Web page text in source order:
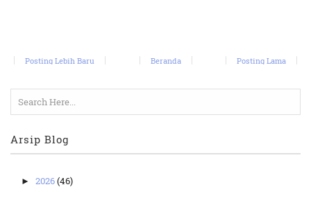
Posting Lebih Baru Posting Lama
Beranda
Arsip Blog
► 2026(46)